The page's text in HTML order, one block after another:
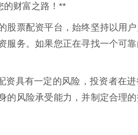
的财富之路！**
股票配资平台，始终坚持以用
服务。如果您正在寻找一个可
资具有一定的风险，投资者在
的风险承受能力，并制定合理